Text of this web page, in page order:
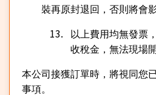
裝再原封退回，否則將會
以上費用均無發票
收稅金，無法現場開
本公司接獲訂單時，將視同您
事項。